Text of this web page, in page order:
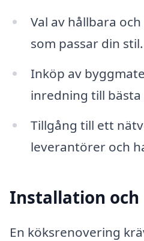
Val av hållbara
som passar din stil.
Inköp av
inredning till bästa
Tillgång till ett
leverantörer och
Installation
En köksrenovering